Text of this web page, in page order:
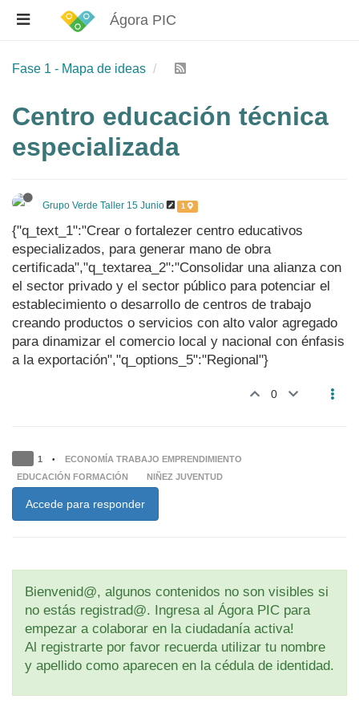
Ágora PIC
Fase 1 - Mapa de ideas
Centro educación técnica
especializada
Grupo Verde Taller 15 Junio 1
{"q_text_1":"Crear o fortalezer centro educativos
especializados, para generar mano de obra
certificada","q_textarea_2":"Consolidar una alianza con
el sector privado y el sector público para potenciar el
establecimiento o desarrollo de centros de trabajo
creando productos o servicios con alto valor agregado
para dinamizar el comercio local y nacional con énfasis
a la exportación","q_options_5":"Regional"}
0
1 •
ECONOMÍA TRABAJO EMPRENDIMIENTO
EDUCACIÓN FORMACIÓN
NIÑEZ JUVENTUD
Accede para responder
Bienvenid@, algunos contenidos no son visibles si
no estás registrad@. Ingresa al Ágora PIC para
empezar a colaborar en la ciudadanía activa!
Al registrarte por favor recuerda utilizar tu nombre
y apellido como aparecen en la cédula de identidad.